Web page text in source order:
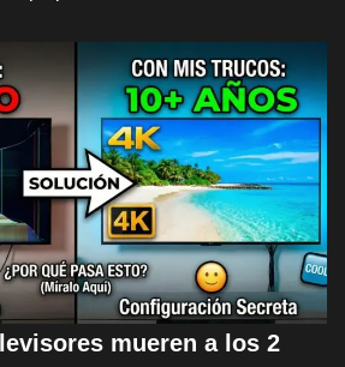
mueren a los 2